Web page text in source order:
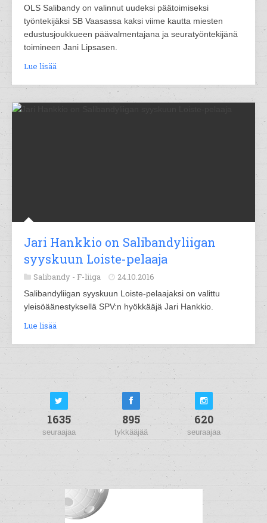
OLS Salibandy on valinnut uudeksi päätoimiseksi
työntekijäksi SB Vaasassa kaksi viime kautta miesten
edustusjoukkueen päävalmentajana ja seuratyöntekijänä
toimineen Jani Lipsasen.
Lue lisää
Jari Hankkio on Salibandyliigan
syyskuun Loiste-pelaaja
Salibandy - F-liiga 24.10.2016
Salibandyliigan syyskuun Loiste-pelaajaksi on valittu
yleisöäänestyksellä SPV:n hyökkääjä Jari Hankkio.
Lue lisää
1635
seuraajaa
895
tykkääjää
620
seuraajaa